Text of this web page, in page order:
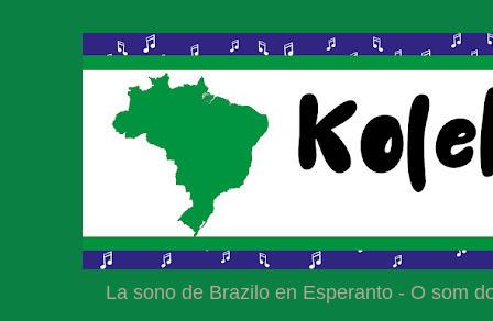
La sono de Brazilo en Esperanto - O som